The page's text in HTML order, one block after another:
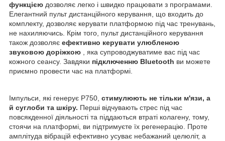
функцією дозволяє легко і швидко працювати з програмами.
Елегантний пульт дистанційного керування, що входить до
комплекту, дозволяє керувати платформою під час тренувань,
не нахиляючись. Крім того, пульт дистанційного керування
також дозволяє ефективно керувати улюбленою
звуковою доріжкою , яка супроводжуватиме вас під час
кожного сеансу. Завдяки підключенню Bluetooth ви можете
приємно провести час на платформі.
Імпульси, які генерує P750, стимулюють не тільки м'язи, а
й суглоби та шкіру. Перші відчувають стрес під час
повсякденної діяльності та піддаються втраті колагену, тому,
стоячи на платформі, ви підтримуєте їх регенерацію. Проте
амплітуда вібрацій ефективно усуває небажаний целюліт, а